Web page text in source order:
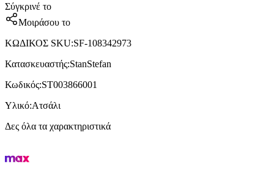
Σύγκρινέ το
Μοιράσου το
ΚΩΔΙΚΟΣ SKU:SF-108342973
Κατασκευαστής:StanStefan
Κωδικός:ST003866001
Υλικό:Ατσάλι
Δες όλα τα χαρακτηριστικά